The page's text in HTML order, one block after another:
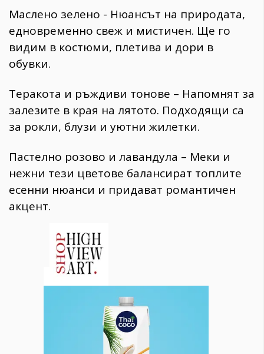
Маслено зелено - Нюансът на природата,
едновременно свеж и мистичен. Ще го
видим в костюми, плетива и дори в
обувки.
Теракота и ръждиви тонове – Напомнят за
залезите в края на лятото. Подходящи са
за рокли, блузи и уютни жилетки.
Пастелно розово и лавандула – Меки и
нежни тези цветове балансират топлите
есенни нюанси и придават романтичен
акцент.